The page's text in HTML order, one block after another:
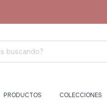
PRODUCTOS COLECCIONES